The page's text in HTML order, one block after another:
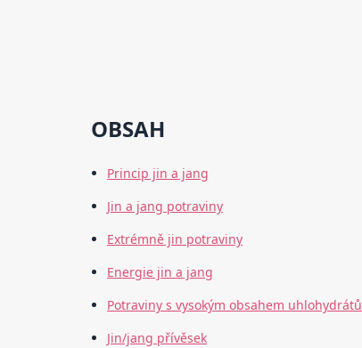
OBSAH
Princip jin a jang
Jin a jang potraviny
Extrémně jin potraviny
Energie jin a jang
Potraviny s vysokým obsahem uhlohydrátů
Jin/jang přívěsek